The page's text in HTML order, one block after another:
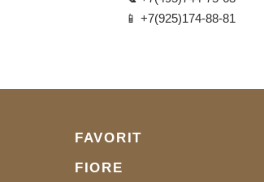
📱 +7(925)174-88-81
FAVORIT
FIORE